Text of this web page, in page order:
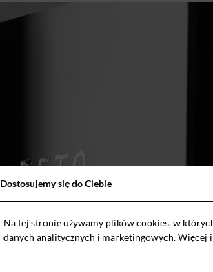
Dostosujemy się do Ciebie
Na tej stronie używamy plików cookies, w
danych analitycznych i marketingowych. Więcej